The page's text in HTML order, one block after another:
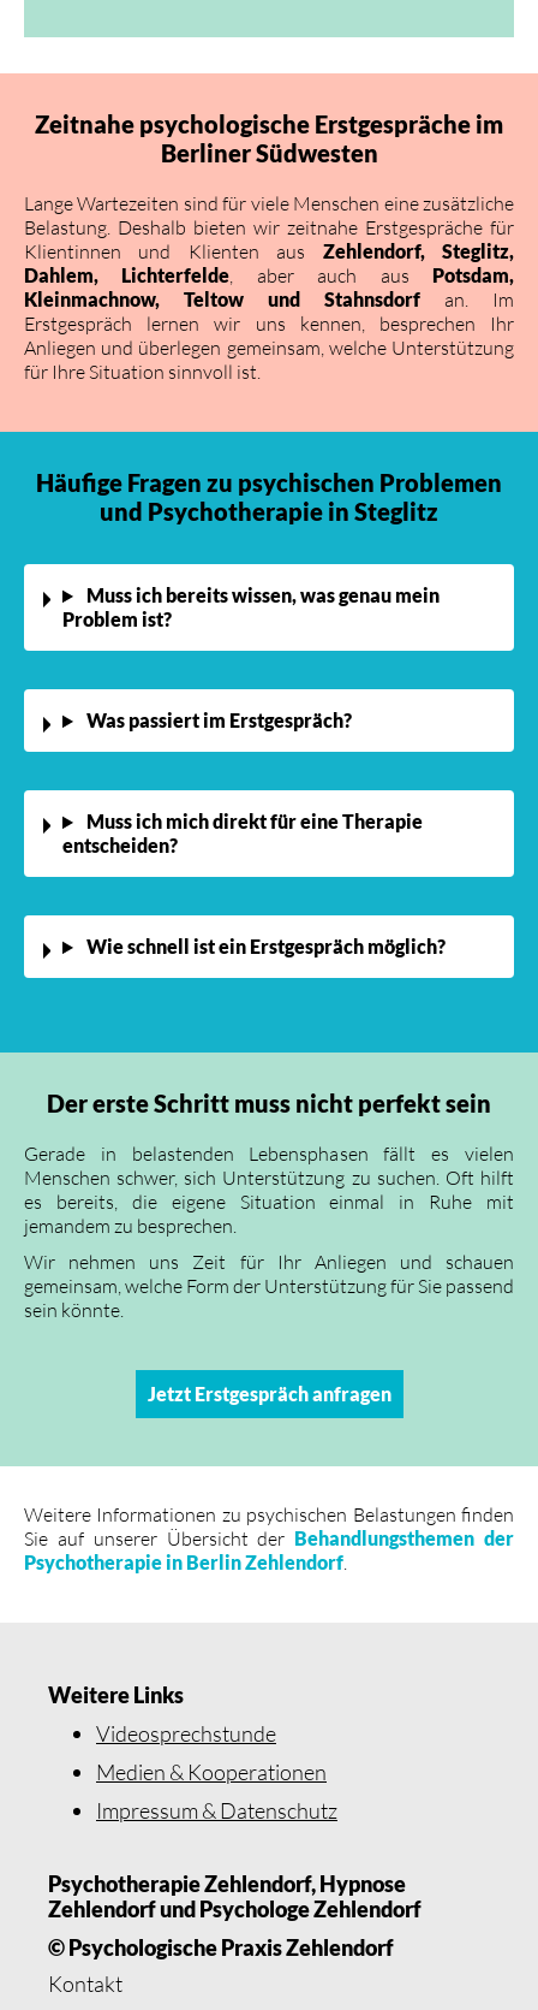
Zeitnahe psychologische Erstgespräche im
Berliner Südwesten
Lange Wartezeiten sind für viele Menschen eine zusätzliche
Belastung. Deshalb bieten wir zeitnahe Erstgespräche für
Klientinnen und Klienten aus Zehlendorf, Steglitz,
Dahlem, Lichterfelde, aber auch aus Potsdam,
Kleinmachnow, Teltow und Stahnsdorf an. Im
Erstgespräch lernen wir uns kennen, besprechen Ihr
Anliegen und überlegen gemeinsam, welche Unterstützung
für Ihre Situation sinnvoll ist.
Häufige Fragen zu psychischen Problemen
und Psychotherapie in Steglitz
Muss ich bereits wissen, was genau mein
Problem ist?
Was passiert im Erstgespräch?
Muss ich mich direkt für eine Therapie
entscheiden?
Wie schnell ist ein Erstgespräch möglich?
Der erste Schritt muss nicht perfekt sein
Gerade in belastenden Lebensphasen fällt es vielen
Menschen schwer, sich Unterstützung zu suchen. Oft hilft
es bereits, die eigene Situation einmal in Ruhe mit
jemandem zu besprechen.
Wir nehmen uns Zeit für Ihr Anliegen und schauen
gemeinsam, welche Form der Unterstützung für Sie passend
sein könnte.
Jetzt Erstgespräch anfragen
Weitere Informationen zu psychischen Belastungen finden
Sie auf unserer Übersicht der Behandlungsthemen der
Psychotherapie in Berlin Zehlendorf.
Weitere Links
Videosprechstunde
Medien & Kooperationen
Impressum & Datenschutz
Psychotherapie Zehlendorf, Hypnose
Zehlendorf und Psychologe Zehlendorf
© Psychologische Praxis Zehlendorf
Kontakt